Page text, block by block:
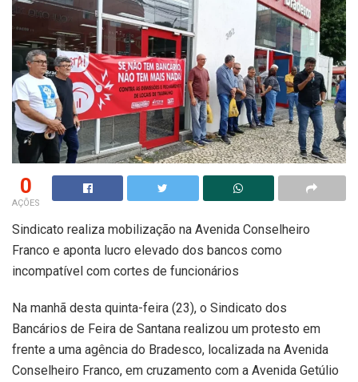
0
AÇÕES
Sindicato realiza mobilização na Avenida Conselheiro
Franco e aponta lucro elevado dos bancos como
incompatível com cortes de funcionários
Na manhã desta quinta-feira (23), o Sindicato dos
Bancários de Feira de Santana realizou um protesto em
frente a uma agência do Bradesco, localizada na Avenida
Conselheiro Franco, em cruzamento com a Avenida Getúlio